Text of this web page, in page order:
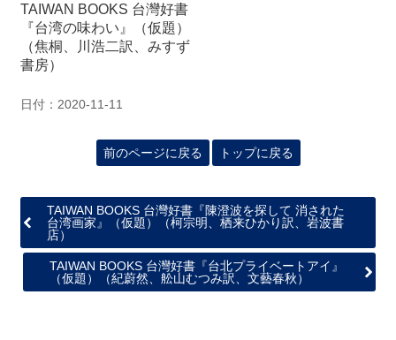
TAIWAN BOOKS 台灣好書
『台湾の味わい』（仮題）
（焦桐、川浩二訳、みすず
書房）
日付：2020-11-11
前のページに戻る トップに戻る
TAIWAN BOOKS 台灣好書『陳澄波を探して 消された
台湾画家』（仮題）（柯宗明、栖来ひかり訳、岩波書
店）
TAIWAN BOOKS 台灣好書『台北プライベートアイ』
（仮題）（紀蔚然、舩山むつみ訳、文藝春秋）